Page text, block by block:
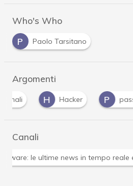
Who's Who
P
Paolo Tarsitano
Argomenti
H
Hacker P password
Canali
Attacchi hacker e Malware: